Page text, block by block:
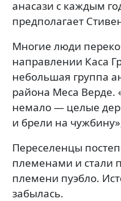
анасази с каждым
предполагает
Многие люди
направлении Каса
небольшая группа
района Меса Верде.
немало — целые
и брели на
Переселенцы
племенами и стали
племени пуэбло.
забылась.